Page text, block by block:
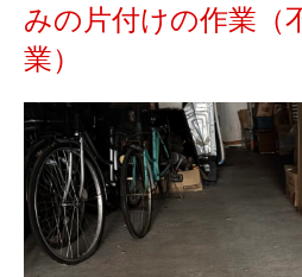
みの片付けの作業（
業）